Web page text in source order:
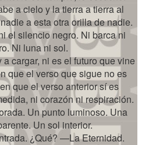
a cielo y la tierra a tierra al
a esta otra orilla de nadie.
el silencio negro. Ni barca ni
Ni luna ni sol.
cargar, ni es el futuro que vine
que el verso que sigue no es
que el verso anterior sí es
ni corazón ni respiración.
Un punto luminoso. Una
Un sol interior.
¿Qué? —La Eternidad.